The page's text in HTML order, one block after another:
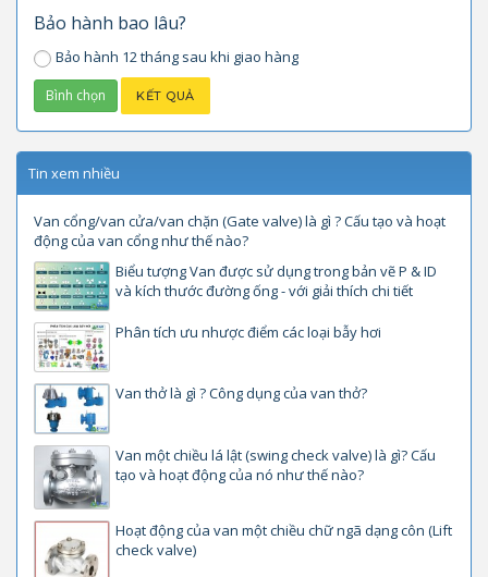
Bảo hành bao lâu?
Bảo hành 12 tháng sau khi giao hàng
Tin xem nhiều
Van cổng/van cửa/van chặn (Gate valve) là gì ? Cấu tạo và hoạt
động của van cổng như thế nào?
Biểu tượng Van được sử dụng trong bản vẽ P & ID
và kích thước đường ống - với giải thích chi tiết
Phân tích ưu nhược điểm các loại bẫy hơi
Van thở là gì ? Công dụng của van thở?
Van một chiều lá lật (swing check valve) là gì? Cấu
tạo và hoạt động của nó như thế nào?
Hoạt động của van một chiều chữ ngã dạng côn (Lift
check valve)